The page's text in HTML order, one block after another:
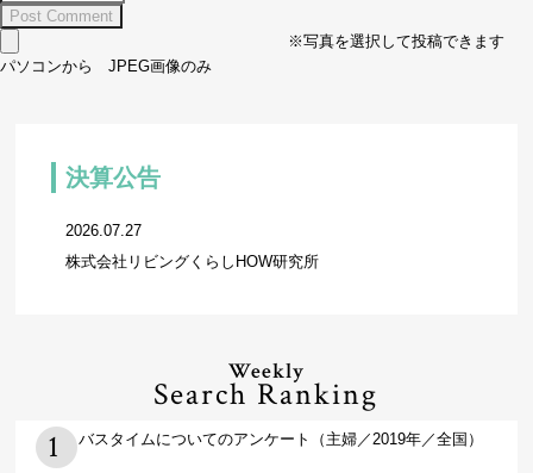
※写真を選択して投稿できます
パソコンから JPEG画像のみ
決算公告
2026.07.27
株式会社リビングくらしHOW研究所
Weekly
Search Ranking
バスタイムについてのアンケート（主婦／2019年／全国）